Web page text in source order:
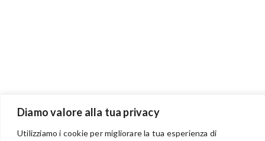
Diamo valore alla tua privacy
Utilizziamo i cookie per migliorare la tua esperienza di